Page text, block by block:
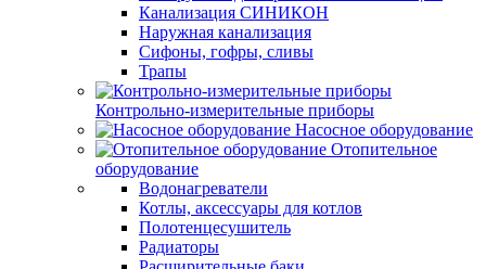
Канализация СИНИКОН
Наружная канализация
Сифоны, гофры, сливы
Трапы
Контрольно-измерительные приборы
Насосное оборудование
Отопительное
оборудование
Водонагреватели
Котлы, аксессуары для котлов
Полотенцесушитель
Радиаторы